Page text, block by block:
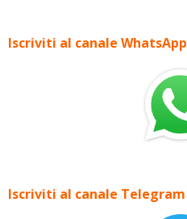
Iscriviti al canale WhatsApp
Iscriviti al canale Telegram